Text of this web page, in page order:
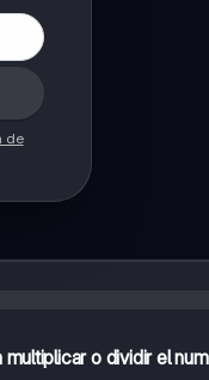
de
o dividir el